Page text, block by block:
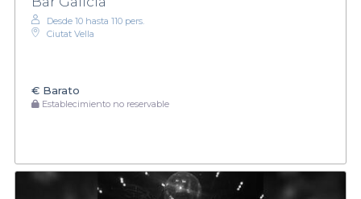
Desde 10 hasta 110 pers.
Ciutat Vella
€ Barato
Establecimiento no reservable